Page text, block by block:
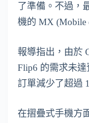
了準備。不過，
機的 MX (Mobile
報導指出，由於
Flip6 的需求未
訂單減少了超過
在摺疊式手機方